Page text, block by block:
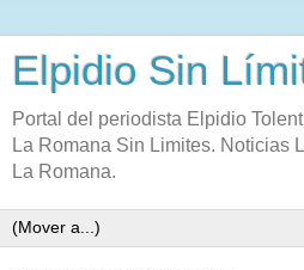
Elpidio Sin
Portal del periodista Elpidio
La Romana Sin Limites. Noticias
La Romana.